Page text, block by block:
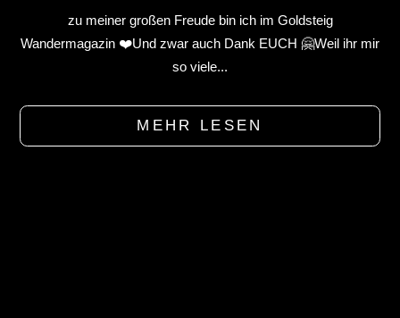
zu meiner großen Freude bin ich im Goldsteig
Wandermagazin ❤️Und zwar auch Dank EUCH 🤗Weil ihr mir
so viele...
MEHR LESEN